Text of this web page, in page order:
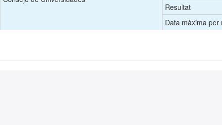
Resultat
Data màxima